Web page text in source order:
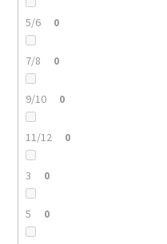
5/6 0
7/8 0
9/10 0
11/12 0
3 0
5 0